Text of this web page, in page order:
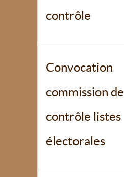
contrôle
Convocation
commission de
contrôle listes
électorales